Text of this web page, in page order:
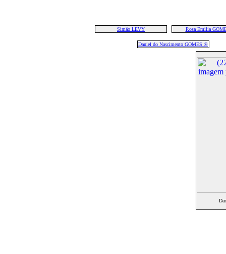
Simão LEVY Rosa Emília
Daniel do Nascimento GOMES ®